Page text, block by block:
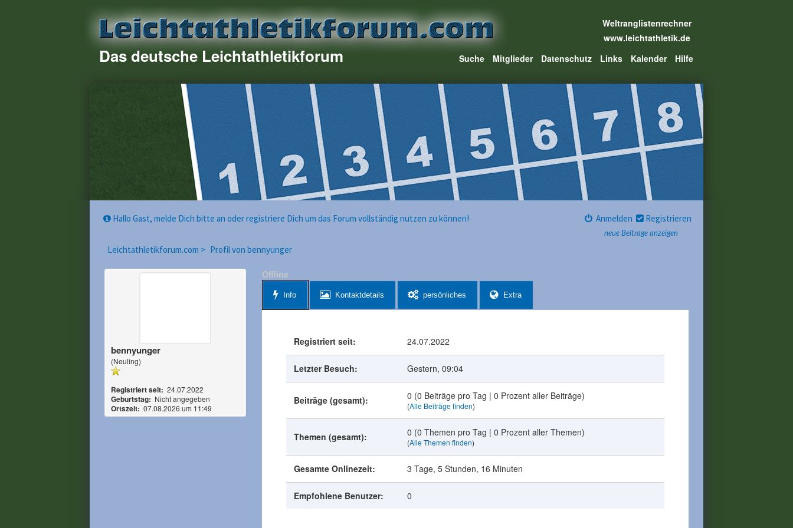
Das deutsche Leichtathletikforum
Weltranglistenrechner
www.leichtathletik.de
Suche
Mitglieder Datenschutz Links Kalender Hilfe
neue Beiträge anzeigen
Hallo Gast, melde Dich bitte an oder registriere Dich um das Forum vollständig nutzen zu können! Anmelden Registrieren
Leichtathletikforum.com > Profil von bennyunger
bennyunger
(Neuling)
Registriert seit: 24.07.2022
Geburtstag: Nicht angegeben
Ortszeit: 07.08.2026 um 11:49
Offline
Info Kontaktdetails persönliches Extra
Registriert seit: 24.07.2022
Letzter Besuch: Gestern, 09:04
Beiträge (gesamt): 0 (0 Beiträge pro Tag | 0 Prozent aller Beiträge)
(Alle Beiträge finden)
Themen (gesamt): 0 (0 Themen pro Tag | 0 Prozent aller Themen)
(Alle Themen finden)
Gesamte Onlinezeit: 3 Tage, 5 Stunden, 16 Minuten
Empfohlene Benutzer: 0